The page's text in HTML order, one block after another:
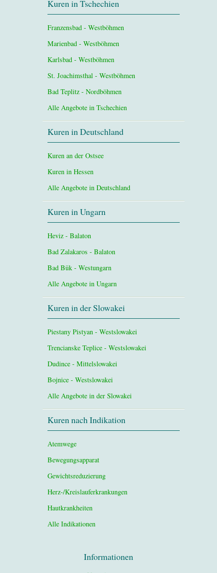
Kuren in Tschechien
Franzensbad - Westböhmen
Marienbad - Westböhmen
Karlsbad - Westböhmen
St. Joachimsthal - Westböhmen
Bad Teplitz - Nordböhmen
Alle Angebote in Tschechien
Kuren in Deutschland
Kuren an der Ostsee
Kuren in Hessen
Alle Angebote in Deutschland
Kuren in Ungarn
Heviz - Balaton
Bad Zalakaros - Balaton
Bad Bük - Westungarn
Alle Angebote in Ungarn
Kuren in der Slowakei
Piestany Pistyan - Westslowakei
Trencianske Teplice - Westslowakei
Dudince - Mittelslowakei
Bojnice - Westslowakei
Alle Angebote in der Slowakei
Kuren nach Indikation
Atemwege
Bewegungsapparat
Gewichtsreduzierung
Herz-/Kreislauferkrankungen
Hautkrankheiten
Alle Indikationen
Informationen